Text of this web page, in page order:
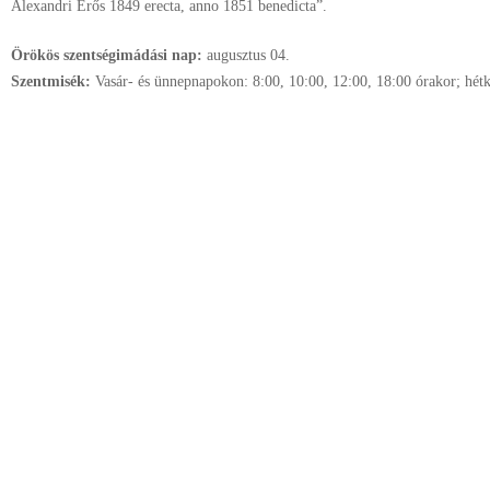
Alexandri Erős 1849 erecta, anno 1851 benedicta”.
Örökös szentségimádási nap: augusztus 04.
Szentmisék: Vasár- és ünnepnapokon: 8:00, 10:00, 12:00, 18:00 órakor;